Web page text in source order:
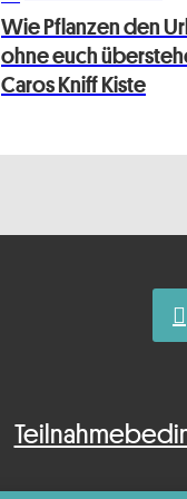
Wie Pflanzen den
ohne euch
Caros Kniff Kiste